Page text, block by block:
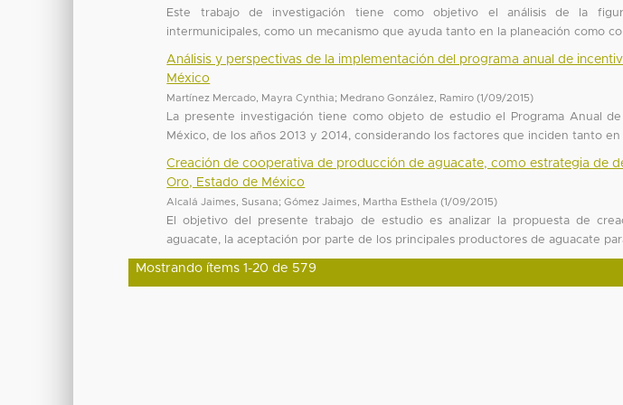
Este trabajo de investigación tiene como objetivo el análisis de la
intermunicipales, como un mecanismo que ayuda tanto en la planeación como
Análisis y perspectivas de la implementación del programa anual de
México
Martínez Mercado, Mayra Cynthia; Medrano González, Ramiro (1/09/2015)
La presente investigación tiene como objeto de estudio el Programa Anual
México, de los años 2013 y 2014, considerando los factores que inciden tanto
Creación de cooperativa de producción de aguacate, como estrategia de
Oro, Estado de México
Alcalá Jaimes, Susana;Gómez Jaimes, Martha Esthela (1/09/2015)
El objetivo del presente trabajo de estudio es analizar la propuesta de
aguacate, la aceptación por parte de los principales productores de aguacate
Mostrando ítems 1-20 de 579